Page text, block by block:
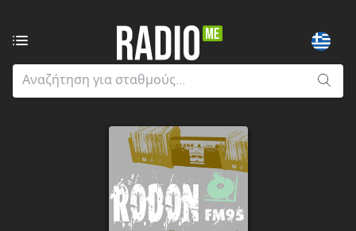
σταθμοί
από: